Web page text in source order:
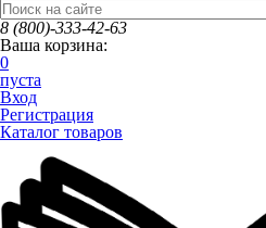
8 (800)-333-42-63
Ваша корзина:
0
пуста
Вход
Регистрация
Каталог товаров